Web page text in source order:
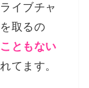
イブチャ
取るの
ともない
てます。